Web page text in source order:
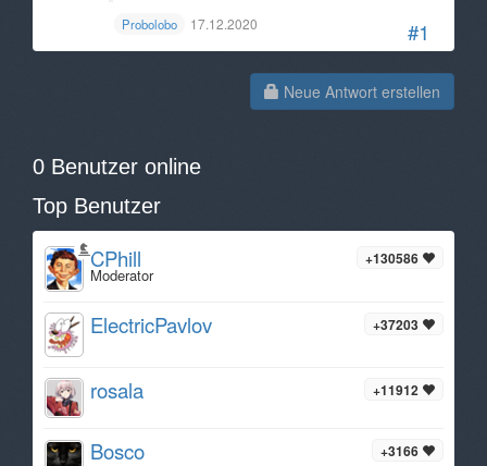
#1
Probolobo 17.12.2020
Neue Antwort erstellen
0 Benutzer online
Top Benutzer
+130586
CPhill
Moderator
+37203
ElectricPavlov
+11912
rosala
+3166
Bosco